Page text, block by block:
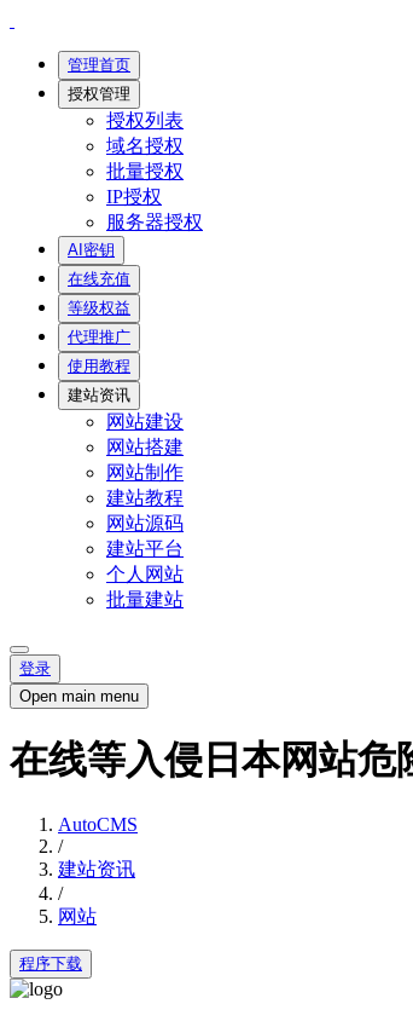
管理首页
授权管理
授权列表
域名授权
批量授权
IP授权
服务器授权
AI密钥
在线充值
等级权益
代理推广
使用教程
建站资讯
网站建设
网站搭建
网站制作
建站教程
网站源码
建站平台
个人网站
批量建站
登录
Open main menu
在线等入侵日本网站危
AutoCMS
/
建站资讯
/
网站
程序下载